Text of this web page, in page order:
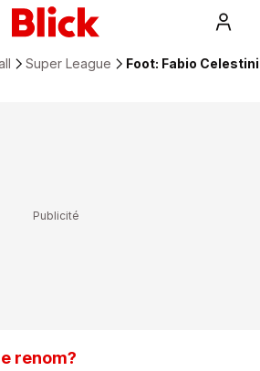
Super League Foot: Fabio
renom?